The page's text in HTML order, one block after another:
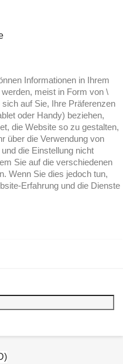
Informationen in Ihrem
meist in Form von \
auf Sie, Ihre Präferenzen
oder Handy) beziehen,
die Website so zu gestalten,
über die Verwendung von
die Einstellung nicht
Sie auf die verschiedenen
Wenn Sie dies jedoch tun,
Erfahrung und die Dienste